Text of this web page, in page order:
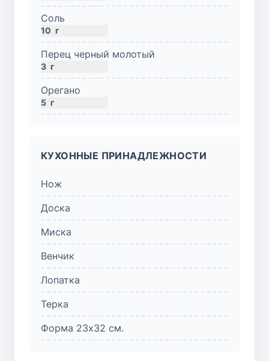
Соль
10 г
Перец черный молотый
3 г
Орегано
5 г
КУХОННЫЕ ПРИНАДЛЕЖНОСТИ
Нож
Доска
Миска
Венчик
Лопатка
Терка
Форма 23x32 см.